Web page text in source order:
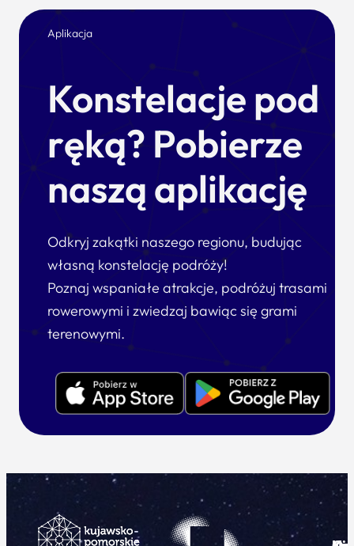
Aplikacja
Konstelacje pod
ręką? Pobierze
naszą aplikację
Odkryj zakątki naszego regionu, budując
własną konstelację podróży!
Poznaj wspaniałe atrakcje, podróżuj trasami
rowerowymi i zwiedzaj bawiąc się grami
terenowymi.